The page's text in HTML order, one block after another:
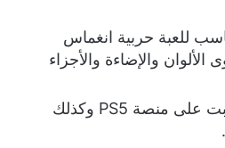
للعبة حربية انغماس
والإضاءة والأجزاء
أداء تقني ممتاز وثابت على منصة PS5 وكذلك